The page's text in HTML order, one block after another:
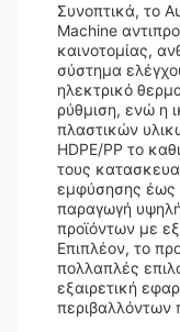
Συνοπτικά, το
Machine
καινοτομίας,
σύστημα
ηλεκτρικό
ρύθμιση, ενώ η
πλαστικών
HDPE/PP το
τους
εμφύσησης έως
παραγωγή
προϊόντων με
Επιπλέον, το
πολλαπλές
εξαιρετική
περιβαλλόντων